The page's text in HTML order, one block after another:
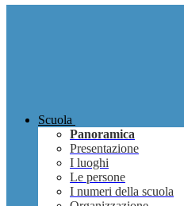
Scuola
Panoramica
Presentazione
I luoghi
Le persone
I numeri della scuola